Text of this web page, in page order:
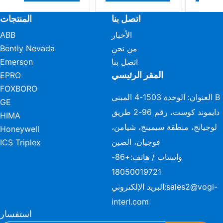
المنتجات
ABB
Bently Nevada
Emerson
EPRO
FOXBORO
GE
HIMA
Honeywell
ICS Triplex
اتصل بنا
الأخبار
من نحن
اتصل بنا
المقر الرئيسي
العنوان: الوحدة 1503-4 المبنى B
دايموند كوست، رقم 96-2 طريق
لوجيانج، منطقة سيمينج، شيامن،
فوجيان، الصين
واتساب / هاتف:
+86-
18050019721
البريد الإلكتروني:sales2@vogi-
interl.com
استفسار